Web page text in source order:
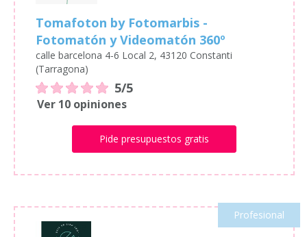
Tomafoton by Fotomarbis -
Fotomatón y Videomatón 360º
calle barcelona 4-6 Local 2, 43120 Constanti
(Tarragona)
5/5
Ver 10 opiniones
Pide presupuestos gratis
Profesional